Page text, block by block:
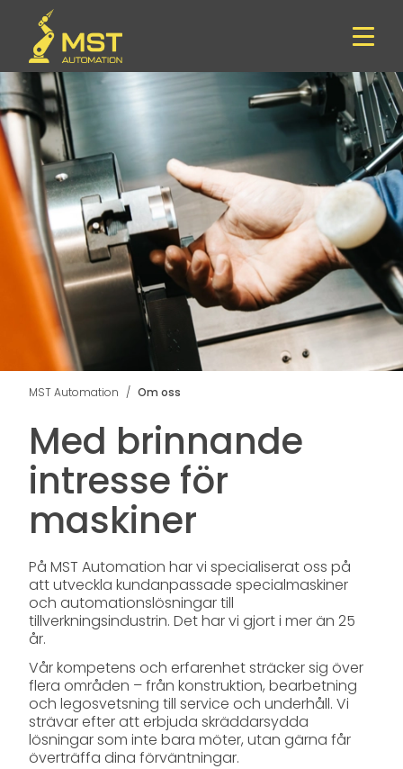
MST Automation Om oss
Med brinnande
intresse för
maskiner
På MST Automation har vi specialiserat oss på
att utveckla kundanpassade specialmaskiner
och automationslösningar till
tillverkningsindustrin. Det har vi gjort i mer än 25
år.
Vår kompetens och erfarenhet sträcker sig över
flera områden – från konstruktion, bearbetning
och legosvetsning till service och underhåll. Vi
strävar efter att erbjuda skräddarsydda
lösningar som inte bara möter, utan gärna får
överträffa dina förväntningar.